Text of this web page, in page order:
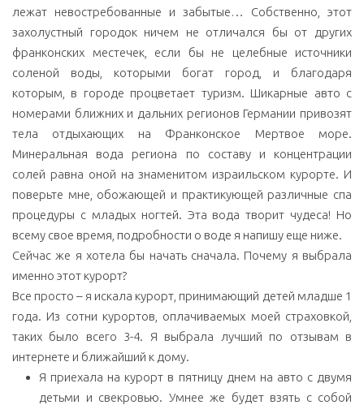
лежат невостребованные и забытые… Собственно, этот
захолустный городок ничем не отличался бы от других
франконских местечек, если бы не целебные источники
соленой воды, которыми богат город, и благодаря
которым, в городе процветает туризм. Шикарные авто с
номерами ближних и дальних регионов Германии привозят
тела отдыхающих на Франконское Мертвое море.
Минеральная вода региона по составу и концентрации
солей равна оной на знаменитом израильском курорте. И
поверьте мне, обожающей и практикующей различные спа
процедуры с младых ногтей. Эта вода творит чудеса! Но
всему свое время, подробности о воде я напишу еще ниже.
Сейчас же я хотела бы начать сначала. Почему я выбрала
именно этот курорт?
Все просто – я искала курорт, принимающий детей младше 1
года. Из сотни курортов, оплачиваемых моей страховкой,
таких было всего 3-4. Я выбрала лучший по отзывам в
интернете и ближайший к дому.
Я приехала на курорт в пятницу днем на авто с двумя
детьми и свекровью. Умнее же будет взять с собой